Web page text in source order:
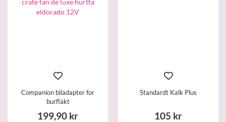
Companion biladapter for
burfläkt
199,90 kr
Standardt Kalk Plus
105 kr